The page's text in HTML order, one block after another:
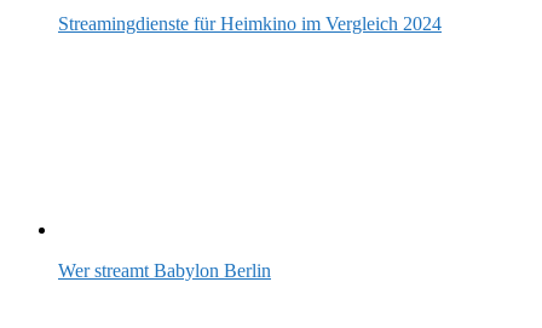
Streamingdienste für Heimkino im Vergleich 2024
Wer streamt Babylon Berlin